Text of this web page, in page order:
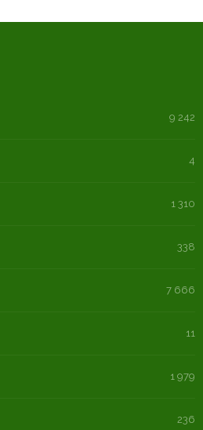
9 242
4
1 310
338
7 666
11
1 979
236